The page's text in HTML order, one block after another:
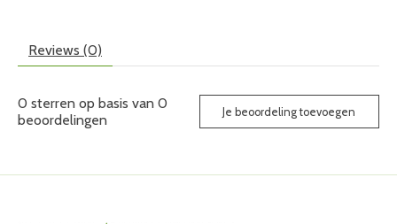
Reviews (0)
0 sterren op basis van 0
beoordelingen
Je beoordeling toevoegen